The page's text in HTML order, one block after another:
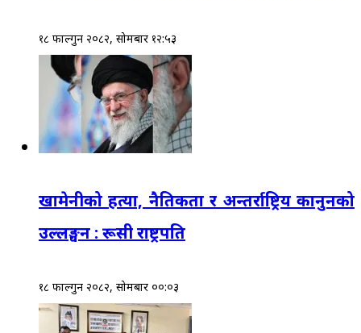
१८ फाल्गुन २०८२, सोमबार १२:५३
खामेनीको हत्या, नैतिकता र अन्तर्राष्ट्रिय कानुनको
उल्लङ्घन : रूसी राष्ट्रपति
१८ फाल्गुन २०८२, सोमबार ००:०३